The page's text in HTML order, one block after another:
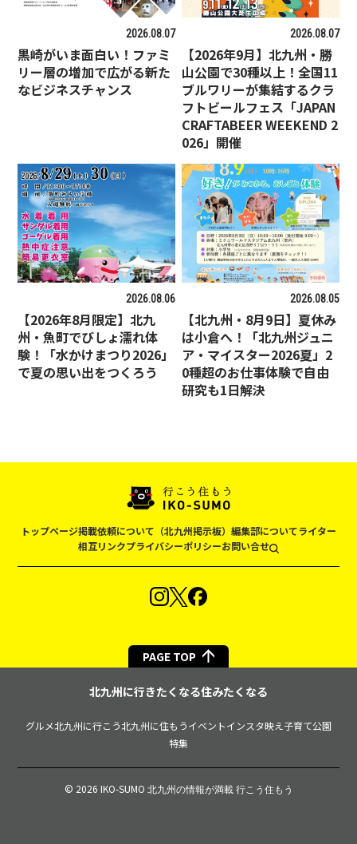
2026.08.07
黒崎がいま面白い！ファミ
リー層の増加で広がる新た
なビジネスチャンス
2026.08.07
【2026年9月】北九州・勝
山公園で30種以上！全国11
ブルワリーが集結するクラ
フトビールフェス「JAPAN
CRAFTABEER WEEKEND 2
026」開催
2026.08.06
【2026年8月限定】北九
州・魚町でびしょ濡れ体
験！「水かけまつり2026」
で夏の思い出をつくろう
2026.08.05
【北九州・8月9日】夏休み
は小倉へ！「北九州ジュニ
ア・マイスター2026夏」2
0種超のお仕事体験で自由
研究も1日解決
トップページ掲載依頼について（北九州掲示板） 編集部についてライター
相互リンクプライバシーポリシーお問い合せ
PAGE TOP
北九州に行きたくなる住みたくなる
グルメ北九州に行こう北九州に住もうイベントインスタ映え 子育て公園
特集
© 2026 IKO-SUMO 北九州の情報が満載 行こう住もう